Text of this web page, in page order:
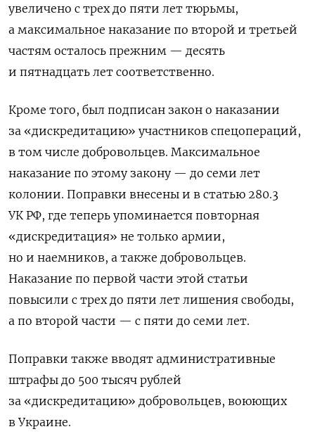
увеличено с трех до пяти лет тюрьмы,
а максимальное наказание по второй и третьей
частям осталось прежним — десять
и пятнадцать лет соответственно.
Кроме того, был подписан закон о наказании
за «дискредитацию» участников спецопераций,
в том числе добровольцев. Максимальное
наказание по этому закону — до семи лет
колонии. Поправки внесены и в статью 280.3
УК РФ, где теперь упоминается повторная
«дискредитация» не только армии,
но и наемников, а также добровольцев.
Наказание по первой части этой статьи
повысили с трех до пяти лет лишения свободы,
а по второй части — с пяти до семи лет.
Поправки также вводят административные
штрафы до 500 тысяч рублей
за «дискредитацию» добровольцев, воюющих
в Украине.